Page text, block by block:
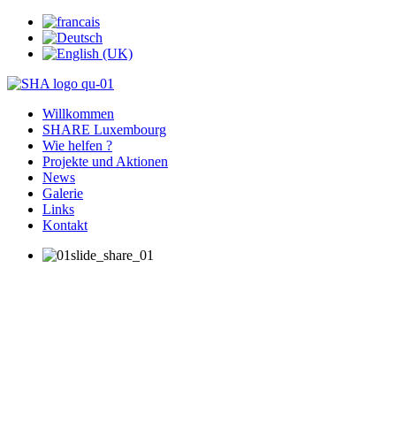
Willkommen
SHARE Luxembourg
Wie helfen ?
Projekte und Aktionen
News
Galerie
Links
Kontakt